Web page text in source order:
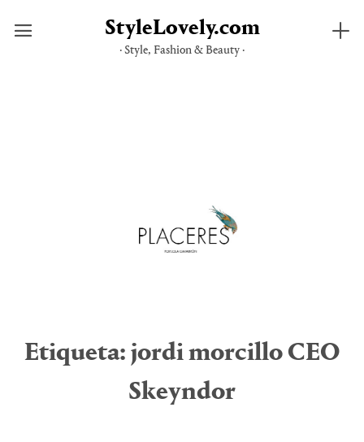
StyleLovely.com
· Style, Fashion & Beauty ·
Etiqueta: jordi morcillo CEO
Skeyndor